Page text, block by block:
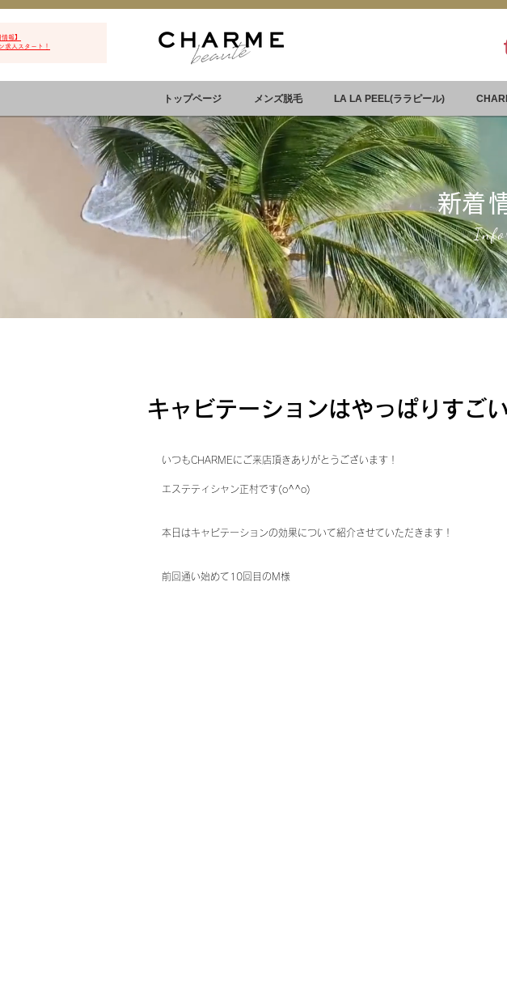
報】
求人スタート！
トップページ メンズ脱毛 LA LA PEEL(ララピール)
新着
キャビテーションはやっぱりすごい
いつもCHARMEにご来店頂きありがとうございます！
エステティシャン正村です(o^^o)
本日はキャビテーションの効果について紹介させていただきます！
前回通い始めて10回目のM様